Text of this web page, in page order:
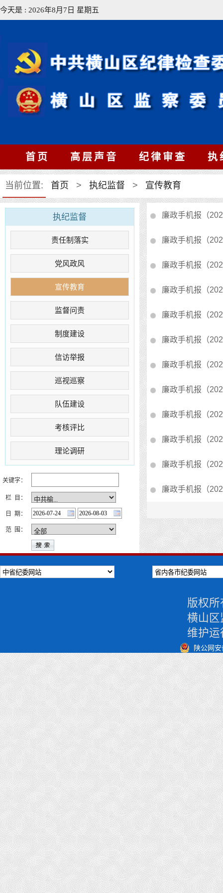
今天是 : 2026年8月7日 星期五
首页 高层声音 纪律审查 执
当前位置: 首页 > 执纪监督 > 宣传教育
执纪监督
责任制落实
党风政风
宣传教育
监督问责
制度建设
信访举报
巡视巡察
队伍建设
考核评比
理论调研
关键字：
栏 目：
日 期：
范 围：
廉政手机报（
廉政手机报（
廉政手机报（
廉政手机报（
廉政手机报（
廉政手机报（
廉政手机报（
廉政手机报（
廉政手机报（
廉政手机报（
廉政手机报（
廉政手机报（
版权
横山区
维护
陕公网